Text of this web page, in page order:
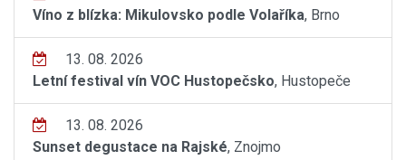
Víno z blízka: Mikulovsko podle Volaříka, Brno
13. 08. 2026
Letní festival vín VOC Hustopečsko, Hustopeče
13. 08. 2026
Sunset degustace na Rajské, Znojmo